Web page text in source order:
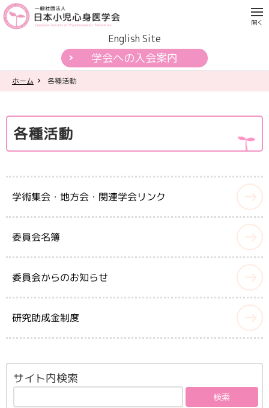
English Site
学会への入会案内
学会について
各種活動
学会認定制度
公開資料・提言
一般の皆様へ
ホーム 各種活動
各種活動
学術集会・地方会・関連学会リンク
委員会名簿
委員会からのお知らせ
研究助成金制度
サイト内検索